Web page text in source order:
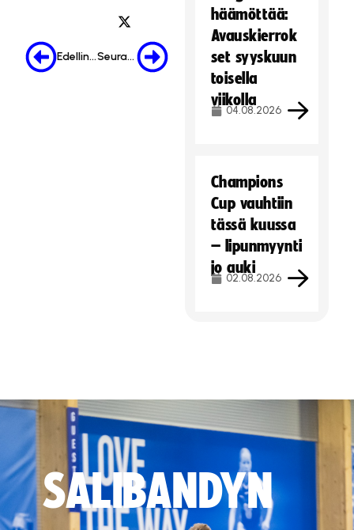
Edellinen Seuraava
häämöttää:
Avauskierrok
set syyskuun
toisella
viikolla
04.08.2026
Champions
Cup vauhtiin
tässä kuussa
– lipunmyynti
jo auki
02.08.2026
SALIBANDYN